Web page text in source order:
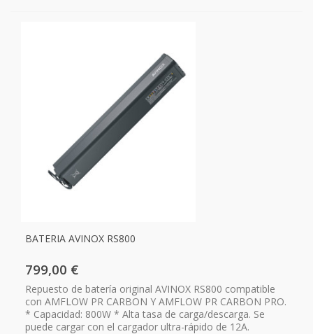
BATERIA AVINOX RS800
799,00 €
Repuesto de batería original AVINOX RS800 compatible
con AMFLOW PR CARBON Y AMFLOW PR CARBON PRO.
* Capacidad: 800W * Alta tasa de carga/descarga. Se
puede cargar con el cargador ultra-rápido de 12A.